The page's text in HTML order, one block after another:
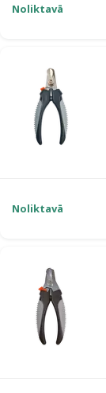
Noliktavā
Noliktavā